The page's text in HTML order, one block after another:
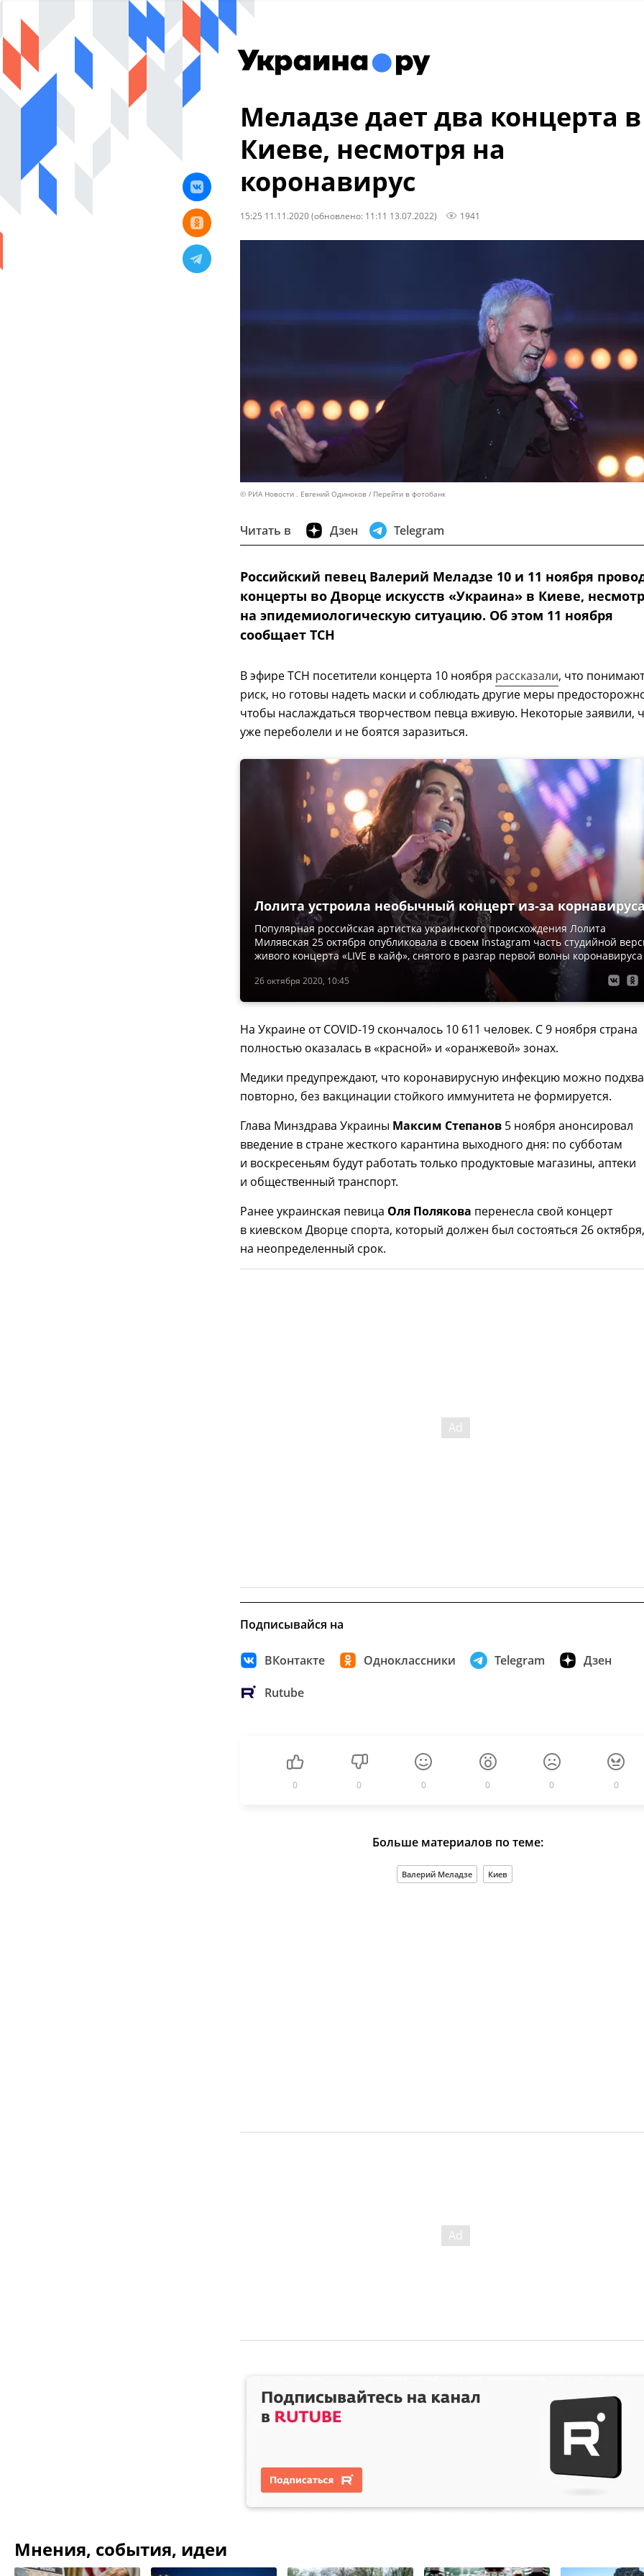
Меладзе дает два концерта в
Киеве, несмотря на
коронавирус
15:25 11.11.2020(обновлено: 11:11 13.07.2022) 1941
© РИА Новости . Евгений Одиноков Перейти в фотобанк
Читать в Дзен Telegram
Российский певец Валерий Меладзе 10 и 11 ноября
концерты во Дворце искусств «Украина» в Киеве,
на эпидемиологическую ситуацию. Об этом 11 ноября
сообщает ТСН
В эфире ТСН посетители концерта 10 ноября рассказали, что понимают
риск, но готовы надеть маски и соблюдать другие меры
чтобы наслаждаться творчеством певца вживую. Некоторые заявили,
уже переболели и не боятся заразиться.
26 октября 2020, 10:45
Лолита устроила необычный концерт из-за
Популярная российская артистка украинского происхождения Лолита
Милявская 25 октября опубликовала в своем Instagram часть студийной
живого концерта «LIVE в кайф», снятого в разгар первой волны коронавируса
На Украине от COVID-19 скончалось 10 611 человек. C 9 ноября страна
полностью оказалась в «красной» и «оранжевой» зонах.
Медики предупреждают, что коронавирусную инфекцию можно
повторно, без вакцинации стойкого иммунитета не формируется.
Глава Минздрава Украины Максим Степанов 5 ноября анонсировал
введение в стране жесткого карантина выходного дня: по субботам
и воскресеньям будут работать только продуктовые магазины, аптеки
и общественный транспорт.
Ранее украинская певица Оля Полякова перенесла свой концерт
в киевском Дворце спорта, который должен был состояться 26 октября,
на неопределенный срок.
Подписывайся на
ВКонтакте Одноклассники Telegram Дзен
Rutube
0 0 0 0 0 0
Больше материалов по теме:
Валерий Меладзе Киев
Мнения, события, идеи